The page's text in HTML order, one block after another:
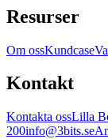
Resurser
Om ossKundcase
Kontakt
Kontakta ossLilla
200info@3bits.se